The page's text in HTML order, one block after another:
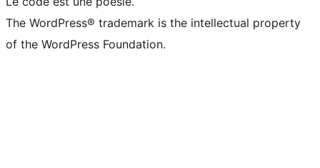
The WordPress® trademark is the intellectual property
of the WordPress Foundation.